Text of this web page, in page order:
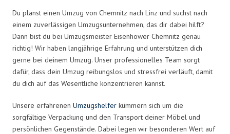
Du planst einen Umzug von Chemnitz nach Linz und suchst nach
einem zuverlässigen Umzugsunternehmen, das dir dabei hilft?
Dann bist du bei Umzugsmeister Eisenhower Chemnitz genau
richtig! Wir haben langjährige Erfahrung und unterstützen dich
gerne bei deinem Umzug. Unser professionelles Team sorgt
dafür, dass dein Umzug reibungslos und stressfrei verläuft, damit
du dich auf das Wesentliche konzentrieren kannst.
Unsere erfahrenen Umzugshelfer kümmern sich um die
sorgfältige Verpackung und den Transport deiner Möbel und
persönlichen Gegenstände. Dabei legen wir besonderen Wert auf